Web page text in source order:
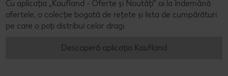
Cu aplicația „Kaufland - Oferte și Noutăți” ai la îndemână
ofertele, o colecție bogată de rețete și lista de cumpărături
pe care o poți distribui celor dragi.
Descoperă aplicația Kaufland